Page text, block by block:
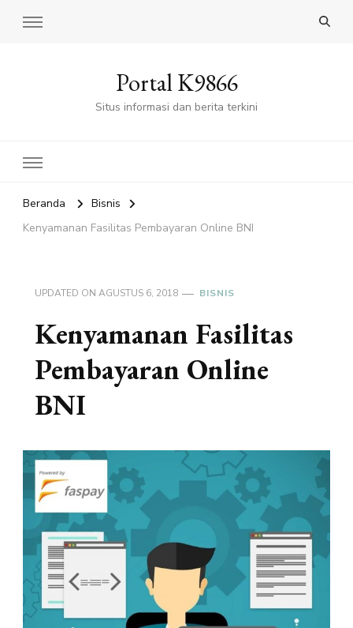
Portal K9866
Situs informasi dan berita terkini
Beranda
Bisnis
Kenyamanan Fasilitas Pembayaran Online BNI
UPDATED ON AGUSTUS 6, 2018 BISNIS
Kenyamanan Fasilitas
Pembayaran Online
BNI